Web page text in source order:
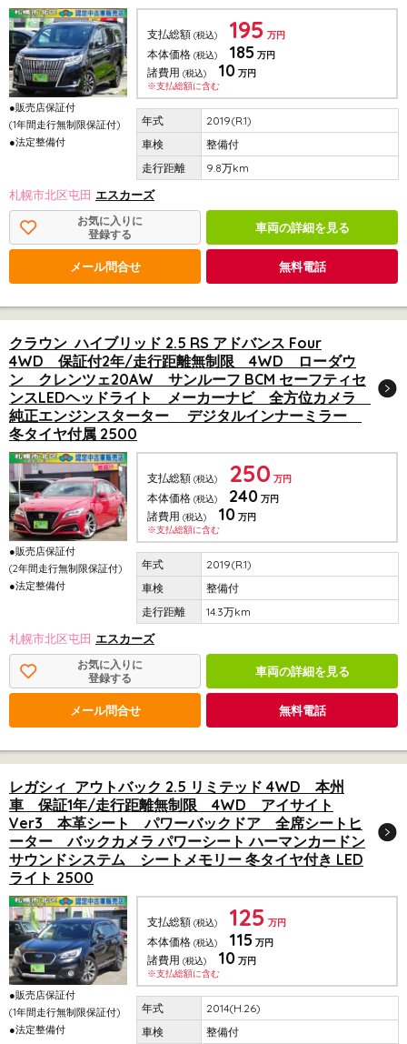
●販売店保証付
(1年間走行無制限保証付)
●法定整備付
支払総額 (税込) 195 万円
本体価格 (税込) 185 万円
諸費用 (税込) 10 万円
※支払総額に含む
2019(R.1)
整備付
9.8万km
札幌市北区屯田 エスカーズ
お気に入りに
登録する
車両の詳細を見る
メール問合せ 無料電話
クラウン ハイブリッド 2.5 RS アドバンス Four
4WD 保証付2年/走行距離無制限 4WD ローダウ
ン クレンツェ20AW サンルーフ BCM セーフティセ
ンスLEDヘッドライト メーカーナビ 全方位カメラ
純正エンジンスターター デジタルインナーミラー
冬タイヤ付属 2500
●販売店保証付
(2年間走行無制限保証付)
●法定整備付
支払総額 (税込) 250 万円
本体価格 (税込) 240 万円
諸費用 (税込) 10 万円
※支払総額に含む
2019(R.1)
整備付
14.3万km
札幌市北区屯田 エスカーズ
お気に入りに
登録する
車両の詳細を見る
メール問合せ 無料電話
レガシィ アウトバック 2.5 リミテッド 4WD 本州
車 保証1年/走行距離無制限 4WD アイサイト
Ver3 本革シート パワーバックドア 全席シートヒ
ーター バックカメラ パワーシート ハーマンカードン
サウンドシステム シートメモリー 冬タイヤ付き LED
ライト 2500
●販売店保証付
(1年間走行無制限保証付)
●法定整備付
支払総額 (税込) 125 万円
本体価格 (税込) 115 万円
諸費用 (税込) 10 万円
※支払総額に含む
2014(H.26)
整備付